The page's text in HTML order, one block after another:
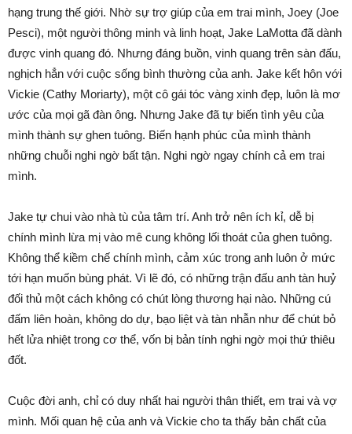
hạng trung thế giới. Nhờ sự trợ giúp của em trai mình, Joey (Joe
Pesci), một người thông minh và linh hoạt, Jake LaMotta đã dành
được vinh quang đó. Nhưng đáng buồn, vinh quang trên sàn đấu,
nghịch hẳn với cuộc sống bình thường của anh. Jake kết hôn với
Vickie (Cathy Moriarty), một cô gái tóc vàng xinh đẹp, luôn là mơ
ước của mọi gã đàn ông. Nhưng Jake đã tự biến tình yêu của
mình thành sự ghen tuông. Biến hạnh phúc của mình thành
những chuỗi nghi ngờ bất tận. Nghi ngờ ngay chính cả em trai
mình.
Jake tự chui vào nhà tù của tâm trí. Anh trở nên ích kỉ, dễ bị
chính mình lừa mị vào mê cung không lối thoát của ghen tuông.
Không thể kiềm chế chính mình, cảm xúc trong anh luôn ở mức
tới hạn muốn bùng phát. Vì lẽ đó, có những trận đấu anh tàn huỷ
đối thủ một cách không có chút lòng thương hại nào. Những cú
đấm liên hoàn, không do dự, bạo liệt và tàn nhẫn như để chút bỏ
hết lửa nhiệt trong cơ thể, vốn bị bản tính nghi ngờ mọi thứ thiêu
đốt.
Cuộc đời anh, chỉ có duy nhất hai người thân thiết, em trai và vợ
mình. Mối quan hệ của anh và Vickie cho ta thấy bản chất của